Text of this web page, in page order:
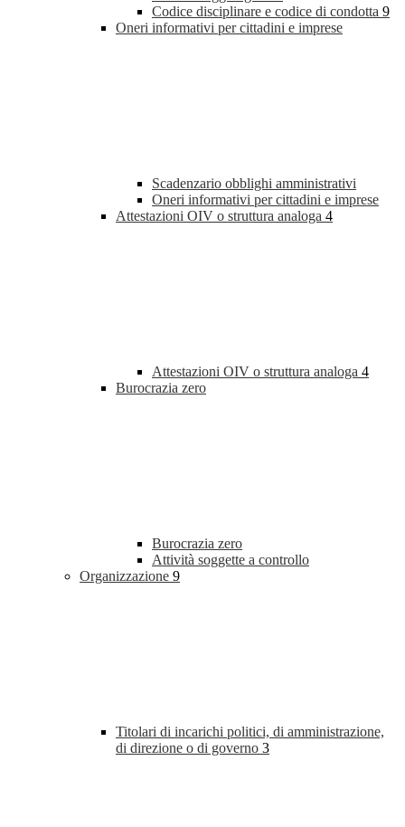
Codice disciplinare e codice di condotta 9
Oneri informativi per cittadini e imprese
Scadenzario obblighi amministrativi
Oneri informativi per cittadini e imprese
Attestazioni OIV o struttura analoga 4
Attestazioni OIV o struttura analoga 4
Burocrazia zero
Burocrazia zero
Attività soggette a controllo
Organizzazione 9
Titolari di incarichi politici, di amministrazione,
di direzione o di governo 3